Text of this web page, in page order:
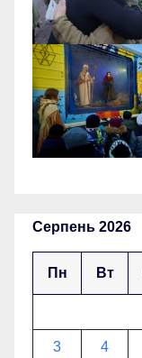
Серпень 2026
Пн Вт
3 4